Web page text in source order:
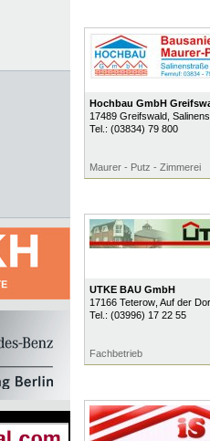
Hochbau GmbH
17489 Greifswald,
Tel.: (03834) 79 800
Maurer - Putz - Zimmerei
UTKE BAU GmbH
17166 Teterow, Auf der
Tel.: (03996) 17 22 55
Fachbetrieb